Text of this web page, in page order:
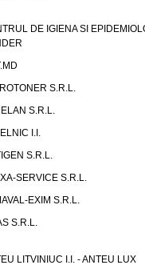
DE IGIENA SI
S.R.L.
S.R.L.
I.I.
S.R.L.
SERVICE S.R.L.
EXIM S.R.L.
S.R.L.
LITVINIUC I.I. - ANTEU LUX